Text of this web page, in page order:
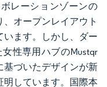
レーションゾーンの
オープンレイアウト
ます。しかし、ダー
性専用ハブのMustqr
基づいたデザインが新
明しています。国際本